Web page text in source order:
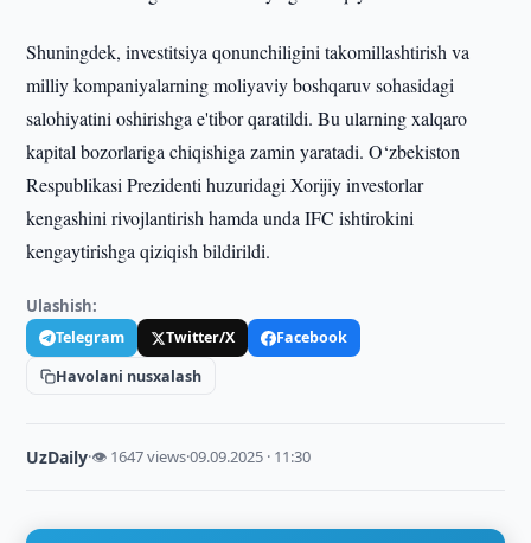
Shuningdek, investitsiya qonunchiligini takomillashtirish va
milliy kompaniyalarning moliyaviy boshqaruv sohasidagi
salohiyatini oshirishga e'tibor qaratildi. Bu ularning xalqaro
kapital bozorlariga chiqishiga zamin yaratadi. O‘zbekiston
Respublikasi Prezidenti huzuridagi Xorijiy investorlar
kengashini rivojlantirish hamda unda IFC ishtirokini
kengaytirishga qiziqish bildirildi.
Ulashish:
Telegram Twitter/X
Facebook
Havolani nusxalash
UzDaily·👁 1647 views·09.09.2025 · 11:30